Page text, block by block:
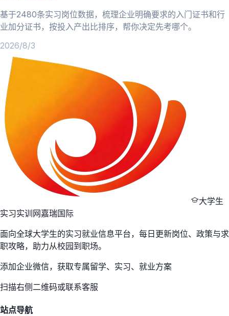
基于2480条实习岗位数据，梳理企业明确要求的入门证书和行
业加分证书，按投入产出比排序，帮你决定先考哪个。
2026/8/3
大学生
实习实训网嘉瑞国际
面向全球大学生的实习就业信息平台，每日更新岗位、政策与求
职攻略，助力从校园到职场。
添加企业微信，获取专属留学、实习、就业方案
扫描右侧二维码或联系客服
站点导航